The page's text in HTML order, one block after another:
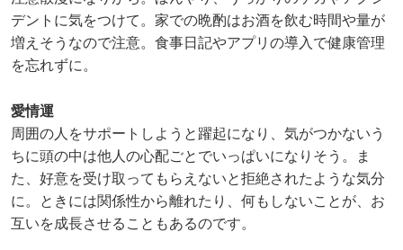
デントに気をつけて。家での晩酌はお酒を飲む時間や量が
増えそうなので注意。食事日記やアプリの導入で健康管理
を忘れずに。
愛情運
周囲の人をサポートしようと躍起になり、気がつかないう
ちに頭の中は他人の心配ごとでいっぱいになりそう。ま
た、好意を受け取ってもらえないと拒絶されたような気分
に。ときには関係性から離れたり、何もしないことが、お
互いを成長させることもあるのです。